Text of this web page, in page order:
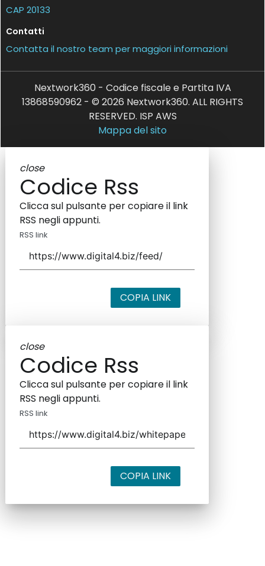
CAP 20133
Contatti
Contatta il nostro team per maggiori informazioni
Nextwork360 - Codice fiscale e Partita IVA
13868590962 - © 2026 Nextwork360. ALL RIGHTS
RESERVED. ISP AWS
Mappa del sito
close
Codice Rss
Clicca sul pulsante per copiare il link
RSS negli appunti.
RSS link
COPIA LINK
close
Codice Rss
Clicca sul pulsante per copiare il link
RSS negli appunti.
RSS link
COPIA LINK